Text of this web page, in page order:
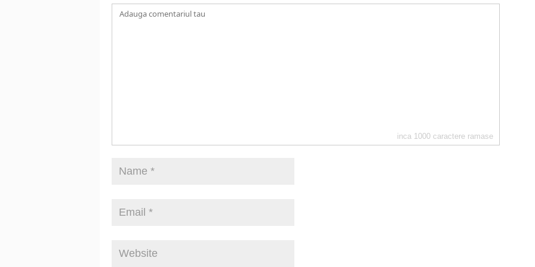
inca 1000 caractere ramase